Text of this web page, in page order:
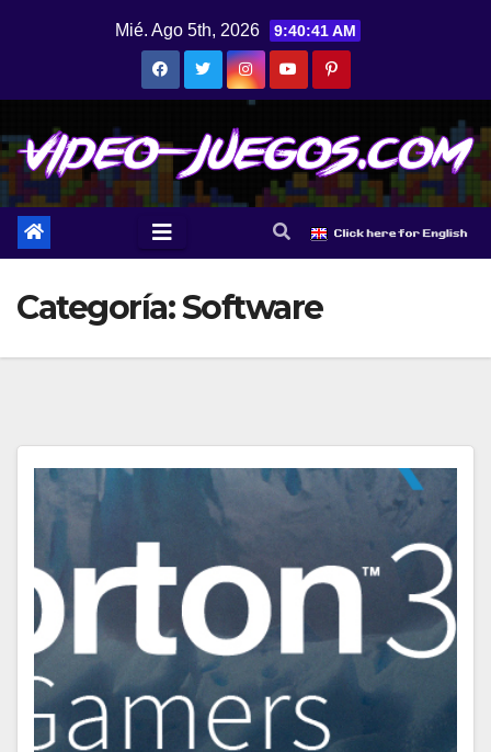
Mié. Ago 5th, 2026 9:40:42 AM
Categoría:Software